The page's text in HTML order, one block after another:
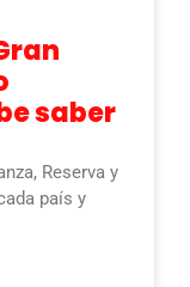
saber
Reserva y
país y